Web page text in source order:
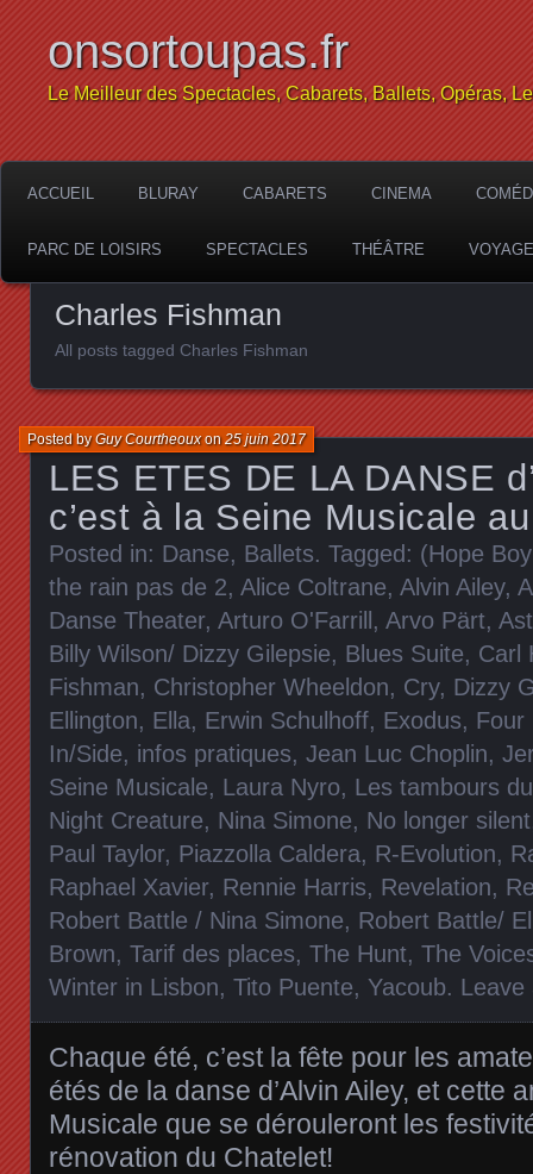
onsortoupas.fr
Le Meilleur des Spectacles, Cabarets, Ballets, Opéras,
ACCUEIL BLURAY CABARETS CINEMA
PARC DE LOISIRS SPECTACLES THÉÂTRE
Charles Fishman
All posts tagged Charles Fishman
LES ETES DE LA DANSE
c’est à la Seine Musicale
Posted byGuy Courtheouxon25 juin 2017
Posted in: Danse, Ballets. Tagged: (Hope
the rain pas de 2, Alice Coltrane, Alvin Ailey,
Danse Theater, Arturo O'Farrill, Arvo Pärt,
Billy Wilson/ Dizzy Gilepsie, Blues Suite, Carl
Fishman, Christopher Wheeldon, Cry, Dizzy
Ellington, Ella, Erwin Schulhoff, Exodus, Four
In/Side, infos pratiques, Jean Luc Choplin,
Seine Musicale, Laura Nyro, Les tambours
Night Creature, Nina Simone, No longer silent
Paul Taylor, Piazzolla Caldera, R-Evolution,
Raphael Xavier, Rennie Harris, Revelation,
Robert Battle / Nina Simone, Robert Battle/
Brown, Tarif des places, The Hunt, The
Winter in Lisbon, Tito Puente, Yacoub. Leave
Chaque été, c’est la fête pour les
étés de la danse d’Alvin Ailey, et cette
Musicale que se dérouleront les
rénovation du Chatelet!